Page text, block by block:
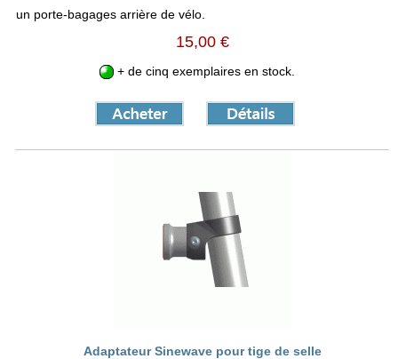
un porte-bagages arrière de vélo.
15,00 €
+ de cinq exemplaires en stock.
Adaptateur Sinewave pour tige de selle